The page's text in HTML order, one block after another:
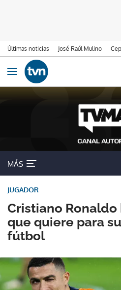
Últimas noticias José Raúl Mulino
Ir al contenido
Obrir navegació
MÁS
Cristiano Ronaldo
que quiere para
fútbol
JUGADOR